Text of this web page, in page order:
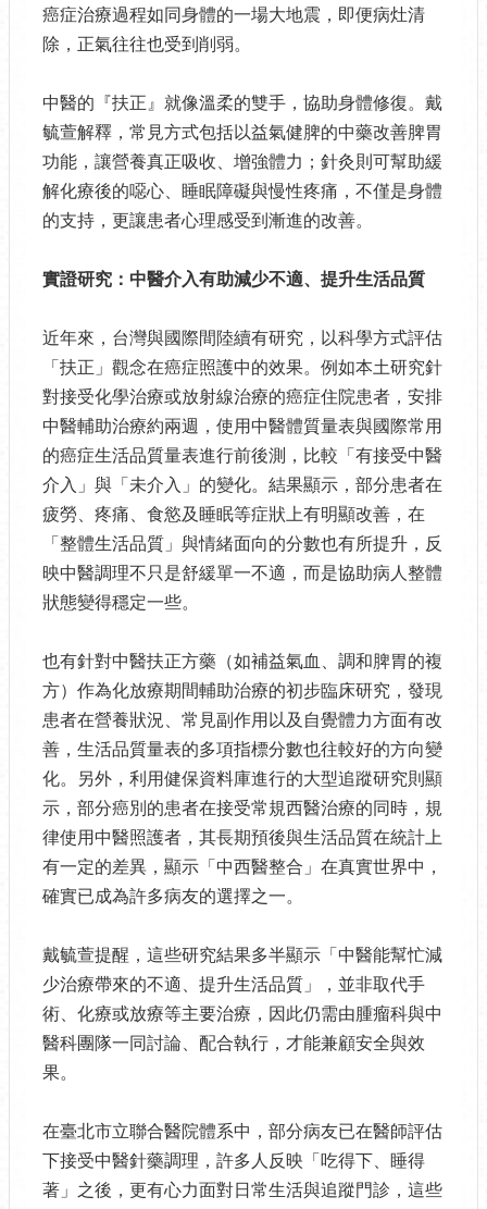
癌症治療過程如同身體的一場大地震，即便病灶清
除，正氣往往也受到削弱。
中醫的『扶正』就像溫柔的雙手，協助身體修復。戴
毓萱解釋，常見方式包括以益氣健脾的中藥改善脾胃
功能，讓營養真正吸收、增強體力；針灸則可幫助緩
解化療後的噁心、睡眠障礙與慢性疼痛，不僅是身體
的支持，更讓患者心理感受到漸進的改善。
實證研究：中醫介入有助減少不適、提升生活品質
近年來，台灣與國際間陸續有研究，以科學方式評估
「扶正」觀念在癌症照護中的效果。例如本土研究針
對接受化學治療或放射線治療的癌症住院患者，安排
中醫輔助治療約兩週，使用中醫體質量表與國際常用
的癌症生活品質量表進行前後測，比較「有接受中醫
介入」與「未介入」的變化。結果顯示，部分患者在
疲勞、疼痛、食慾及睡眠等症狀上有明顯改善，在
「整體生活品質」與情緒面向的分數也有所提升，反
映中醫調理不只是舒緩單一不適，而是協助病人整體
狀態變得穩定一些。
也有針對中醫扶正方藥（如補益氣血、調和脾胃的複
方）作為化放療期間輔助治療的初步臨床研究，發現
患者在營養狀況、常見副作用以及自覺體力方面有改
善，生活品質量表的多項指標分數也往較好的方向變
化。另外，利用健保資料庫進行的大型追蹤研究則顯
示，部分癌別的患者在接受常規西醫治療的同時，規
律使用中醫照護者，其長期預後與生活品質在統計上
有一定的差異，顯示「中西醫整合」在真實世界中，
確實已成為許多病友的選擇之一。
戴毓萱提醒，這些研究結果多半顯示「中醫能幫忙減
少治療帶來的不適、提升生活品質」，並非取代手
術、化療或放療等主要治療，因此仍需由腫瘤科與中
醫科團隊一同討論、配合執行，才能兼顧安全與效
果。
在臺北市立聯合醫院體系中，部分病友已在醫師評估
下接受中醫針藥調理，許多人反映「吃得下、睡得
著」之後，更有心力面對日常生活與追蹤門診，這些